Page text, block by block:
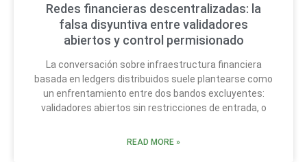
Redes financieras descentralizadas: la
falsa disyuntiva entre validadores
abiertos y control permisionado
La conversación sobre infraestructura financiera
basada en ledgers distribuidos suele plantearse como
un enfrentamiento entre dos bandos excluyentes:
validadores abiertos sin restricciones de entrada, o
READ MORE »